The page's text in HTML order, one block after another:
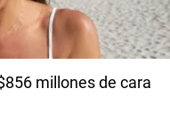
millones de cara